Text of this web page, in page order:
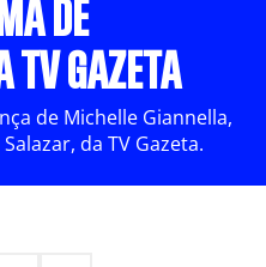
DE
TV GAZETA
de Michelle Giannella,
da TV Gazeta.